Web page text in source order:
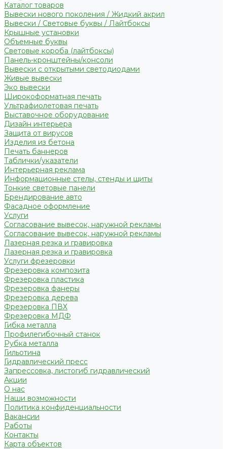
Каталог товаров
Вывески нового поколения / Жидкий акрил
Вывески / Световые буквы / Лайтбоксы
Крышные установки
Объемные буквы
Световые короба (лайтбоксы)
Панель-кронштейны/консоли
Вывески с открытыми светодиодами
Живые вывески
Эко вывески
Широкоформатная печать
Ультрафиолетовая печать
Выставочное оборудование
Дизайн интерьера
Защита от вирусов
Изделия из бетона
Печать баннеров
Таблички/указатели
Интерьерная реклама
Информационные стелы, стенды и щиты
Тонкие световые панели
Брендирование авто
Фасадное оформление
Услуги
Согласование вывесок, наружной рекламы
Согласование вывесок, наружной рекламы
Лазерная резка и гравировка
Лазерная резка и гравировка
Услуги фрезеровки
Фрезеровка композита
Фрезеровка пластика
Фрезеровка фанеры
Фрезеровка дерева
Фрезеровка ПВХ
Фрезеровка МДФ
Гибка металла
Профилегибочный станок
Рубка металла
Гильотина
Гидравлический пресс
Запрессовка, листогиб гидравлический
Акции
О нас
Наши возможности
Политика конфиденциальности
Вакансии
Работы
Контакты
Карта объектов